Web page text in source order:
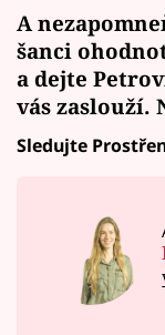
A
šanci
a dejte
vás zaslouží.
Sledujte